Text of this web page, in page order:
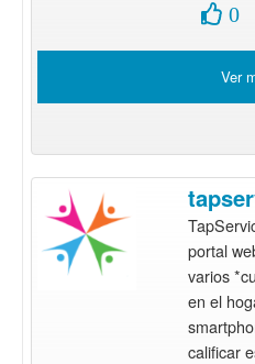
0
Ver
portal
varios
en el
calificar